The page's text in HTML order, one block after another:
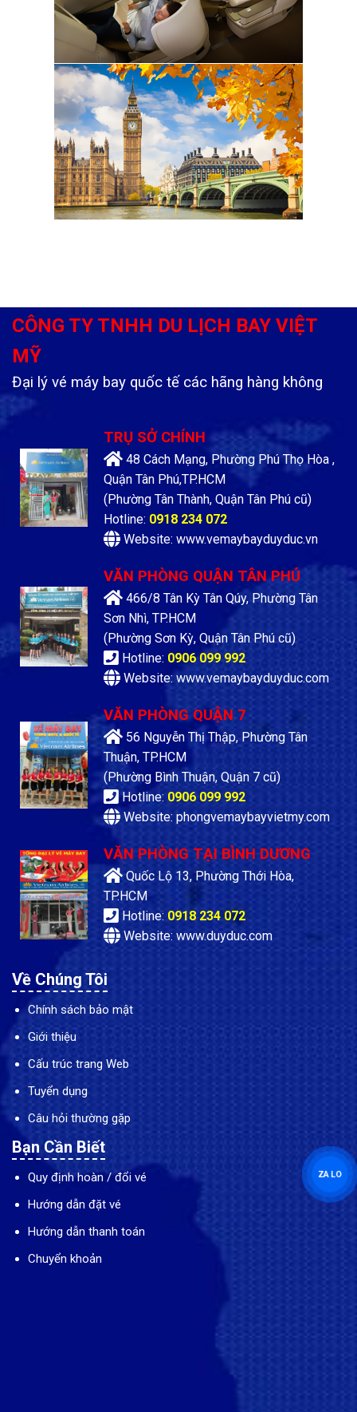
CÔNG TY TNHH DU LỊCH BAY VIỆT
MỸ
Đại lý vé máy bay quốc tế các hãng hàng không
TRỤ SỞ CHÍNH
48 Cách Mạng, Phường Phú Thọ Hòa ,
Quận Tân Phú,TP.HCM
(Phường Tân Thành, Quận Tân Phú cũ)
Hotline: 0918 234 072
Website: www.vemaybayduyduc.vn
VĂN PHÒNG QUẬN TÂN PHÚ
466/8 Tân Kỳ Tân Qúy, Phường Tân
Sơn Nhì, TP.HCM
(Phường Sơn Kỳ, Quận Tân Phú cũ)
Hotline: 0906 099 992
Website: www.vemaybayduyduc.com
VĂN PHÒNG QUẬN 7
56 Nguyễn Thị Thập, Phường Tân
Thuận, TP.HCM
(Phường Bình Thuận, Quận 7 cũ)
Hotline: 0906 099 992
Website: phongvemaybayvietmy.com
VĂN PHÒNG TẠI BÌNH DƯƠNG
Quốc Lộ 13, Phường Thới Hòa,
TP.HCM
Hotline: 0918 234 072
Website: www.duyduc.com
Về Chúng Tôi
Chính sách bảo mật
Giới thiệu
Cấu trúc trang Web
Tuyển dụng
Câu hỏi thường gặp
Bạn Cần Biết
Quy định hoàn / đổi vé
Hướng dẫn đặt vé
Hướng dẫn thanh toán
Chuyển khoản
ZALO